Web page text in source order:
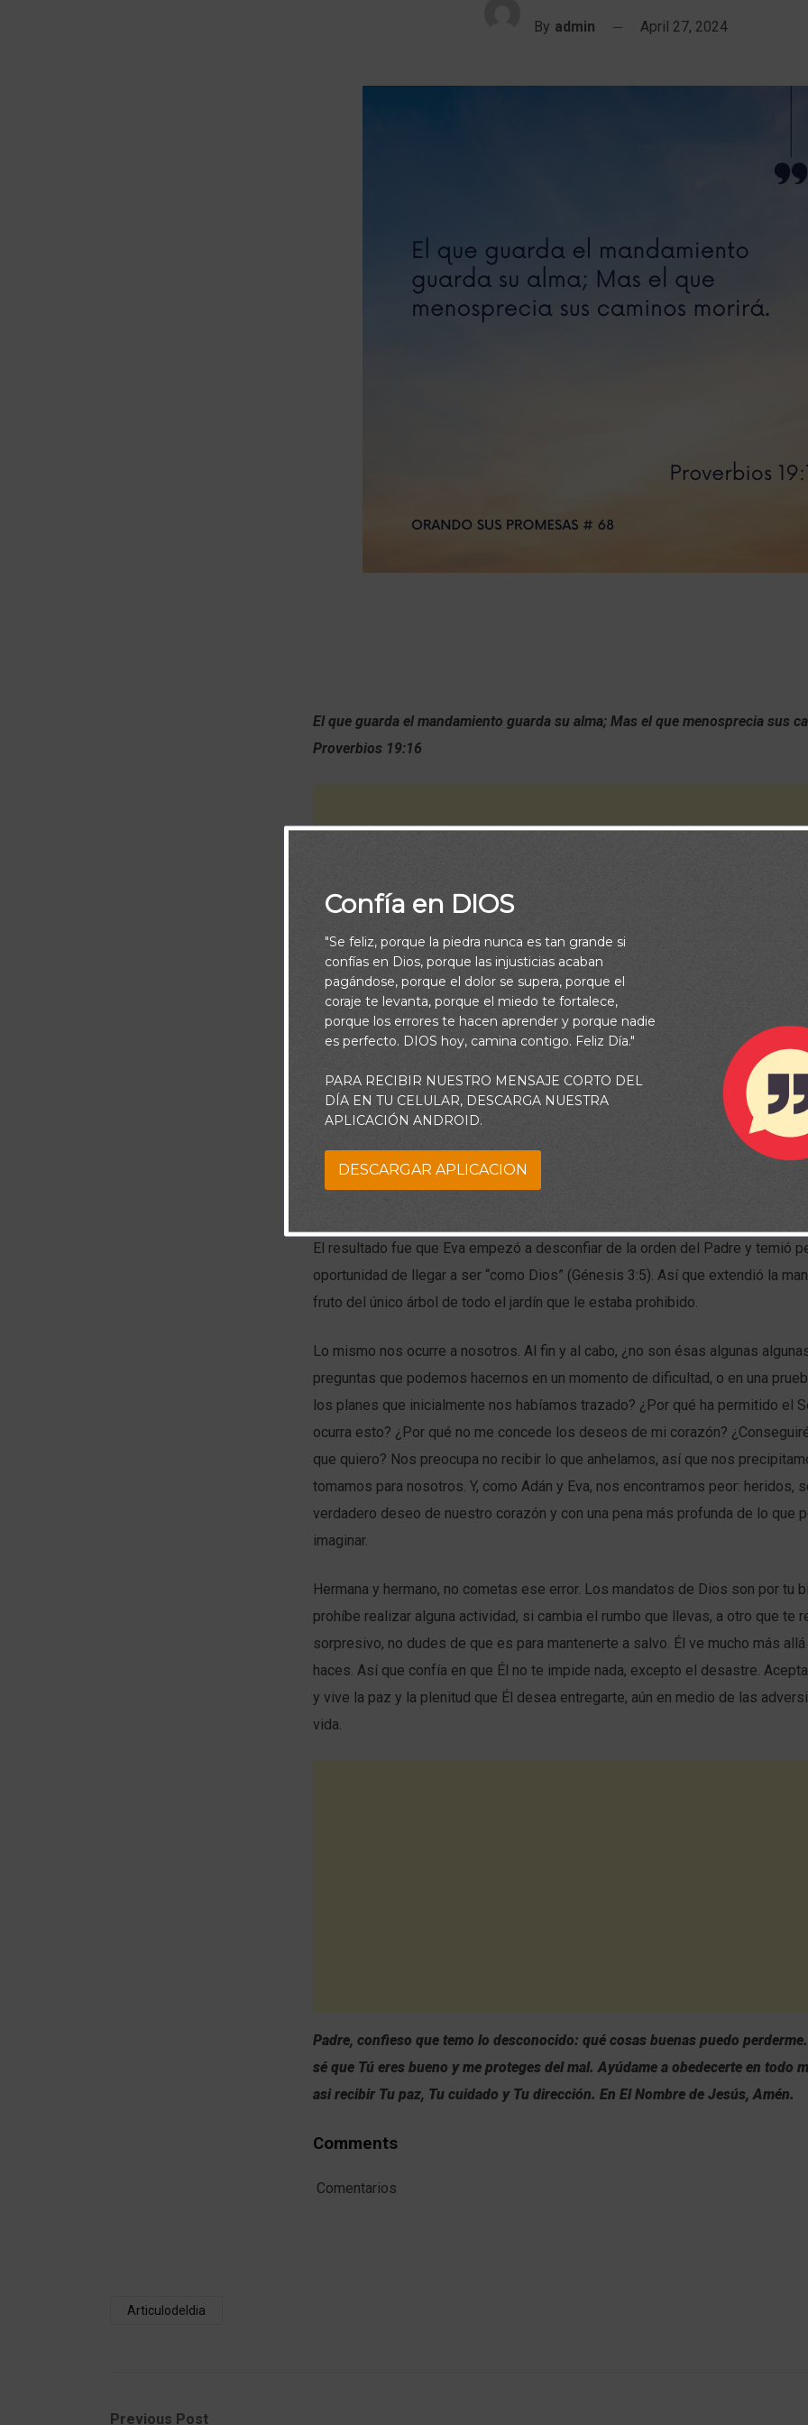
By admin April 27, 2024
El que guarda el mandamiento guarda su alma; Mas el que menosprecia sus
Proverbios 19:16
¿Has pensado alguna vez cómo utilizó la serpiente el miedo para tentar a
plantando en su mente la semilla de la duda sobre las intenciones y el carácter
Tuvieron que surgir preguntas en su mente tras su interacción con tal
preguntó ¿Es posible que Dios me esté ocultando algo? ¿Por qué no quiere
Él, que conozca el bien y el mal? Este árbol parece estar bien; no tiene sentido
El resultado fue que Eva empezó a desconfiar de la orden del Padre y temió
oportunidad de llegar a ser “como Dios” (Génesis 3:5). Así que extendió la
fruto del único árbol de todo el jardín que le estaba prohibido.
Lo mismo nos ocurre a nosotros. Al fin y al cabo, ¿no son ésas algunas
preguntas que podemos hacernos en un momento de dificultad, o en una
los planes que inicialmente nos habíamos trazado? ¿Por qué ha permitido el
ocurra esto? ¿Por qué no me concede los deseos de mi corazón?
que quiero? Nos preocupa no recibir lo que anhelamos, así que nos
tomamos para nosotros. Y, como Adán y Eva, nos encontramos peor: heridos,
verdadero deseo de nuestro corazón y con una pena más profunda de lo que
imaginar.
Hermana y hermano, no cometas ese error. Los mandatos de Dios son por tu
prohíbe realizar alguna actividad, si cambia el rumbo que llevas, a otro que te
sorpresivo, no dudes de que es para mantenerte a salvo. Él ve mucho más
haces. Así que confía en que Él no te impide nada, excepto el desastre.
y vive la paz y la plenitud que Él desea entregarte, aún en medio de las
vida.
Padre, confieso que temo lo desconocido: qué cosas buenas puedo
sé que Tú eres bueno y me proteges del mal. Ayúdame a obedecerte en todo
asi recibir Tu paz, Tu cuidado y Tu dirección. En El Nombre de Jesús, Amén.
Comments
Comentarios
Articulodeldia
Previous Post
Confía en DIOS
"Se feliz, porque la piedra nunca es tan grande si
confías en Dios, porque las injusticias acaban
pagándose, porque el dolor se supera, porque el
coraje te levanta, porque el miedo te fortalece,
porque los errores te hacen aprender y porque nadie
es perfecto. DIOS hoy, camina contigo. Feliz Día."
PARA RECIBIR NUESTRO MENSAJE CORTO DEL
DÍA EN TU CELULAR, DESCARGA NUESTRA
APLICACIÓN ANDROID.
DESCARGAR APLICACION